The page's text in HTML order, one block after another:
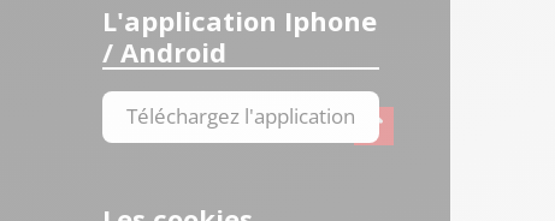
L'application Iphone
/ Android
Téléchargez l'application